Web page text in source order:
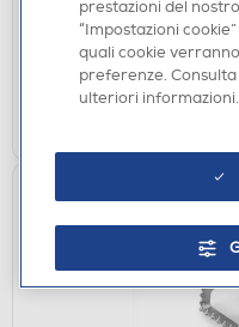
Acquisto online:
Ritiro in negozio in 30'
prestazioni del
“Impostazioni
quali cookie
preferenze.
ulteriori informazioni.